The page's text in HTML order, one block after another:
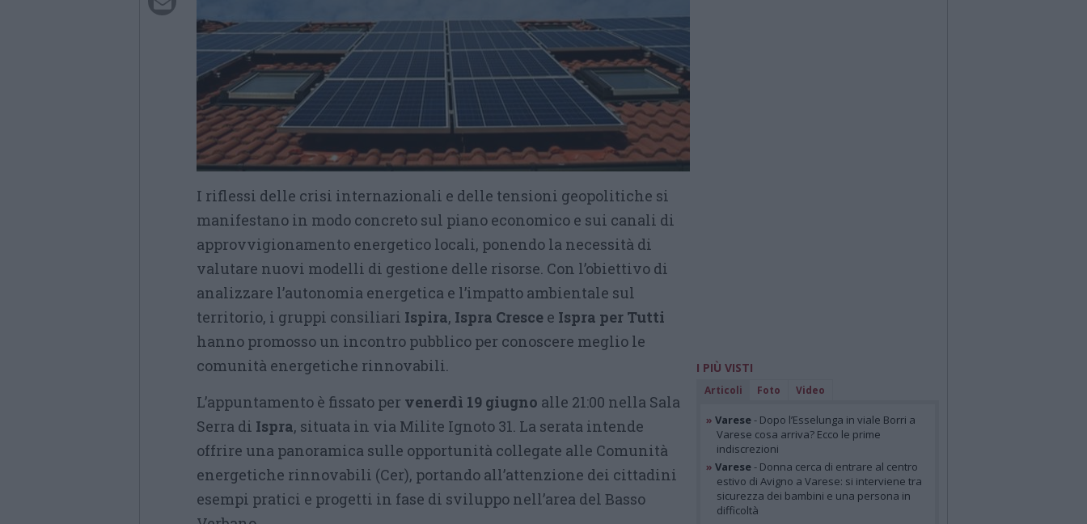
I riflessi delle crisi internazionali e delle tensioni geopolitiche si
manifestano in modo concreto sul piano economico e sui canali di
approvvigionamento energetico locali, ponendo la necessità di
valutare nuovi modelli di gestione delle risorse. Con l’obiettivo di
analizzare l’autonomia energetica e l’impatto ambientale sul
territorio, i gruppi consiliari Ispira, Ispra Cresce e Ispra per Tutti
hanno promosso un incontro pubblico per conoscere meglio le
comunità energetiche rinnovabili.
L’appuntamento è fissato per venerdì 19 giugno alle 21:00 nella Sala
Serra di Ispra, situata in via Milite Ignoto 31. La serata intende
offrire una panoramica sulle opportunità collegate alle Comunità
energetiche rinnovabili (Cer), portando all’attenzione dei cittadini
esempi pratici e progetti in fase di sviluppo nell’area del Basso
I PIÙ VISTI
Articoli Foto Video
» Varese- Dopo l’Esselunga in viale Borri a
Varese cosa arriva? Ecco le prime
indiscrezioni
» Varese- Donna cerca di entrare al centro
estivo di Avigno a Varese: si interviene tra
sicurezza dei bambini e una persona in
difficoltà